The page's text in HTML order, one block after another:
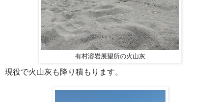
有村溶岩展望所の火山灰
現役で火山灰も降り積もります。